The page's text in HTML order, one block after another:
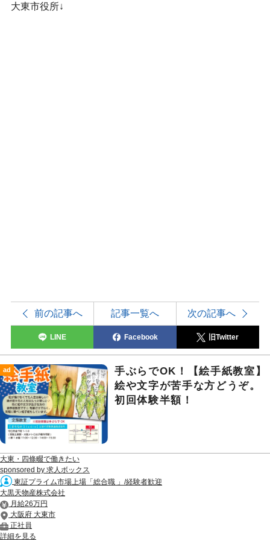
大東市役所↓
前の記事へ 記事一覧へ 次の記事へ
LINE Facebook 旧Twitter
ad
手ぶらでOK！【絵手紙教室】
絵や文字が苦手な方どうぞ。
初回体験半額！
大東・四條畷で働きたい
sponsored by 求人ボックス
東証プライム市場上場「総合職 」/経験者歓迎
大黒天物産株式会社
月給26万円
大阪府 大東市
正社員
詳細を見る